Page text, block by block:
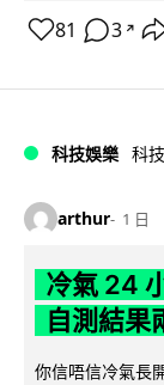
81 3 ↗
科技娛樂 科
arthur 1 日
冷氣 24
自測結果
你信唔信冷氣長